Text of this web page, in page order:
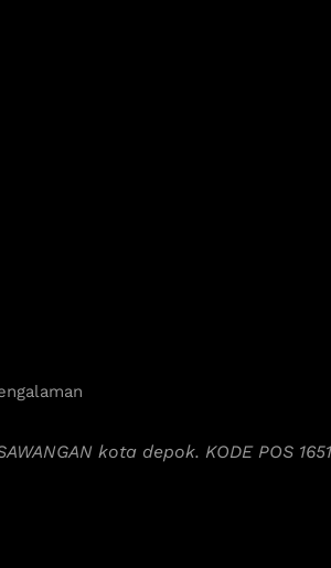
kota depok. KODE POS